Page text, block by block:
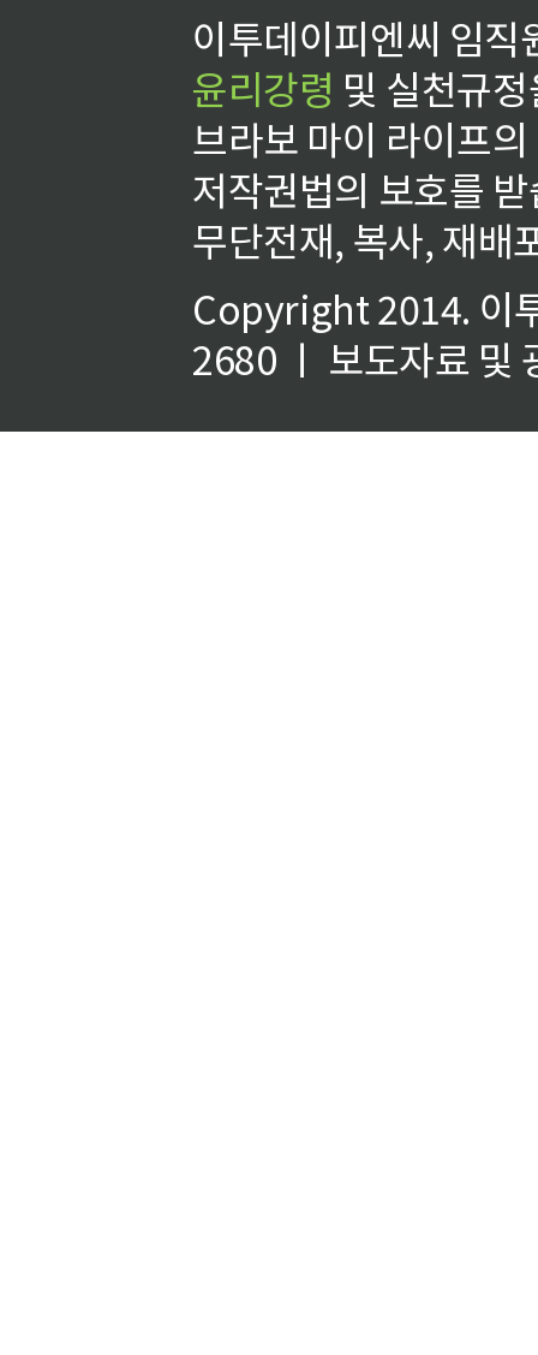
이투데이피엔씨 임
윤리강령 및 실천규
브라보 마이 라이프
저작권법의 보호를
무단전재, 복사, 재배
Copyright 2014. 이
2680 ㅣ 보도자료